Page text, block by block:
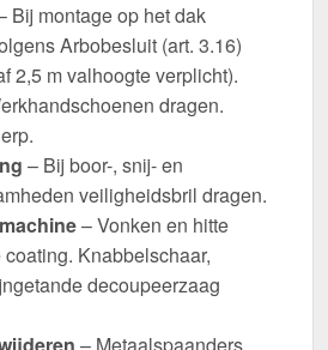
Bij montage op het dak
Arbobesluit (art. 3.16)
2,5 m valhoogte verplicht).
dragen.
– Bij boor-, snij- en
veiligheidsbril dragen.
– Vonken en hitte
Knabbelschaar,
decoupeerzaag